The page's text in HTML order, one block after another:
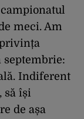
meci. Am
septembrie:
Indiferent
să își
de așa